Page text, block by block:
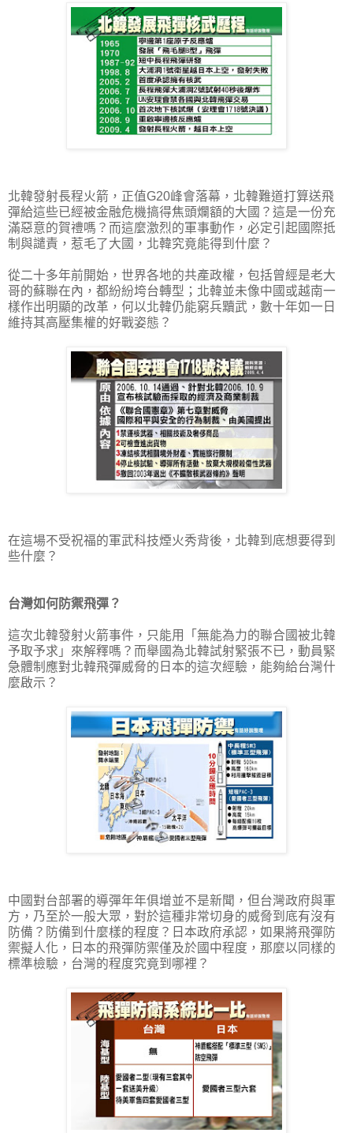
北韓發射長程火箭，正值G20峰會落幕，北韓難道打算送飛
彈給這些已經被金融危機搞得焦頭爛額的大國？這是一份充
滿惡意的賀禮嗎？而這麼激烈的軍事動作，必定引起國際抵
制與譴責，惹毛了大國，北韓究竟能得到什麼？
從二十多年前開始，世界各地的共產政權，包括曾經是老大
哥的蘇聯在內，都紛紛垮台轉型；北韓並未像中國或越南一
樣作出明顯的改革，何以北韓仍能窮兵黷武，數十年如一日
維持其高壓集權的好戰姿態？
在這場不受祝福的軍武科技煙火秀背後，北韓到底想要得到
些什麼？
台灣如何防禦飛彈？
這次北韓發射火箭事件，只能用「無能為力的聯合國被北韓
予取予求」來解釋嗎？而舉國為北韓試射緊張不已，動員緊
急體制應對北韓飛彈威脅的日本的這次經驗，能夠給台灣什
麼啟示？
中國對台部署的導彈年年俱增並不是新聞，但台灣政府與軍
方，乃至於一般大眾，對於這種非常切身的威脅到底有沒有
防備？防備到什麼樣的程度？日本政府承認，如果將飛彈防
禦擬人化，日本的飛彈防禦僅及於國中程度，那麼以同樣的
標準檢驗，台灣的程度究竟到哪裡？